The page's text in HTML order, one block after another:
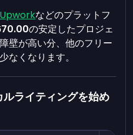
Upworkなどのプラットフ
の安定したプロジェ
壁が高い分、他のフリー
なくなります。
ライティングを始め